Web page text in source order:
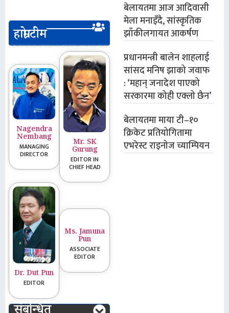
हाम्रो टीम
Nagendra
Nembang
MANAGING
DIRECTOR
Mr. SK
Gurung
EDITOR IN
CHIEF HEAD
Dr. Dut Pun
EDITOR
Ms. Jamuna
Pun
ASSOCIATE
EDITOR
बेलायतमा आज आदिवासी
मेला मनाइँदै, सांस्कृतिक
झाँकीलगायत आकर्षण
प्रधानमन्त्री बालेन शाहलाई
सांसद मनिष झाको जवाफ
: ‘महान् जनादेश पाएको
सरकारमा कोही एक्लो छैन’
बेलायतमा माया टी–१०
क्रिकेट प्रतियोगितामा
एभरेस्ट राइनोज च्याम्पियन